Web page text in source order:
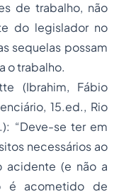
de trabalho, não
do legislador no
sequelas possam
o trabalho.
(Ibrahim, Fábio
15.ed., Rio
“Deve-se ter em
necessários ao
(e não a
é acometido de